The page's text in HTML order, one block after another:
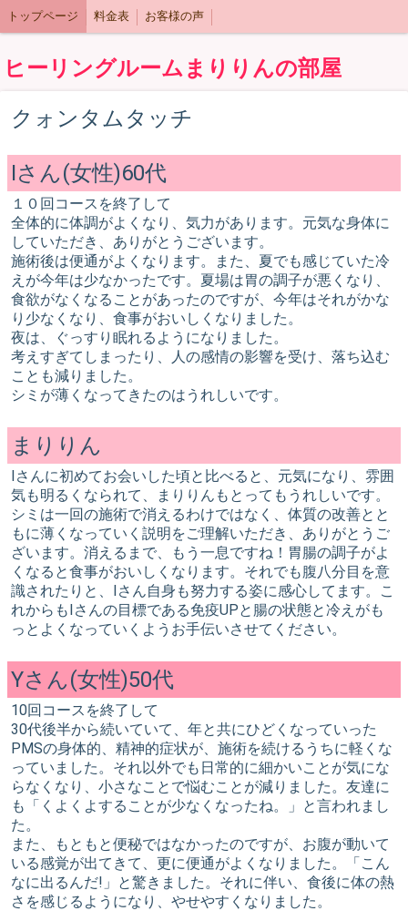
トップページ 料金表 お客様の声
ヒーリングルームまりりんの部屋
クォンタムタッチ
Iさん(女性)60代
１０回コースを終了して
全体的に体調がよくなり、気力があります。元気な身体に
していただき、ありがとうございます。
施術後は便通がよくなります。また、夏でも感じていた冷
えが今年は少なかったです。夏場は胃の調子が悪くなり、
食欲がなくなることがあったのですが、今年はそれがかな
り少なくなり、食事がおいしくなりました。
夜は、ぐっすり眠れるようになりました。
考えすぎてしまったり、人の感情の影響を受け、落ち込む
ことも減りました。
シミが薄くなってきたのはうれしいです。
まりりん
Iさんに初めてお会いした頃と比べると、元気になり、雰囲
気も明るくなられて、まりりんもとってもうれしいです。
シミは一回の施術で消えるわけではなく、体質の改善とと
もに薄くなっていく説明をご理解いただき、ありがとうご
ざいます。消えるまで、もう一息ですね！胃腸の調子がよ
くなると食事がおいしくなります。それでも腹八分目を意
識されたりと、Iさん自身も努力する姿に感心してます。こ
れからもIさんの目標である免疫UPと腸の状態と冷えがも
っとよくなっていくようお手伝いさせてください。
Yさん(女性)50代
10回コースを終了して
30代後半から続いていて、年と共にひどくなっていった
PMSの身体的、精神的症状が、施術を続けるうちに軽くな
っていました。それ以外でも日常的に細かいことが気にな
らなくなり、小さなことで悩むことが減りました。友達に
も「くよくよすることが少なくなったね。」と言われまし
た。
また、もともと便秘ではなかったのですが、お腹が動いて
いる感覚が出てきて、更に便通がよくなりました。「こん
なに出るんだ!」と驚きました。それに伴い、食後に体の熱
さを感じるようになり、やせやすくなりました。